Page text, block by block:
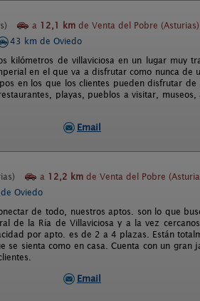
a 12,1 km de Venta del Pobre (Asturias)
43 km de Oviedo
kilómetros de villaviciosa en un lugar muy
en el que va a disfrutar como nunca de
en los que los clientes pueden disfrutar
playas, pueblos a visitar,
Email
a 12,2 km de Venta del Pobre
Oviedo
de todo, nuestros aptos. son lo que
de la Ría de Villaviciosa y a la vez
por apto. es de 2 a 4 plazas. Están
se sienta como en casa. Cuenta con un gran
Email